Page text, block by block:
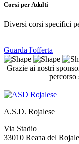
Corsi per Adulti
Diversi corsi specifici
Guarda l'offerta
Grazie ai nostri
percorso
A.S.D. Rojalese
Via Stadio
33010 Reana del